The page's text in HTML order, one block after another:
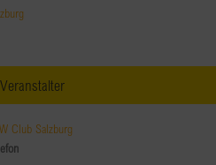
Veranstalter
Club Salzburg